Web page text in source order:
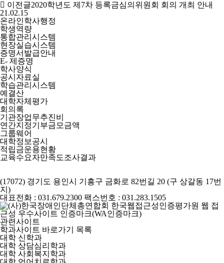
이전글2020학년도 제7차 등록금심의위원회 회의 개최 안내
21.02.15
온라인학사행정
학생역량
통합관리시스템
현장실습시스템
증명서발급안내
E- 제증명
학사양식
공시자료실
학습관리시스템
예결산
대학자체평가
회의록
기관장업무추진비
연간지정기부금모금액
그룹웨어
대학정보공시
적립금운용현황
교육수요자만족도조사결과
(17072) 경기도 용인시 기흥구 금화로 82번길 20 (구 상갈동 17번
지)
대표전화 : 031.679.2300 팩스번호 : 031.283.1505
관련사이트
학과사이트 바로가기 목록
대학 신학과
대학 상담심리학과
대학 사회복지학과